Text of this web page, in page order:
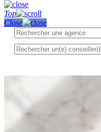
Top
Close